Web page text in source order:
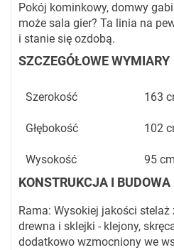
Pokój kominkowy, domwy
może sala gier? Ta linia na
i stanie się ozdobą.
SZCZEGÓŁOWE WYMIARY
Szerokość 163
Głębokość 102
Wysokość 95 cm
KONSTRUKCJA I BUDOWA
Rama: Wysokiej jakości
drewna i sklejki - klejony,
dodatkowo wzmocniony we